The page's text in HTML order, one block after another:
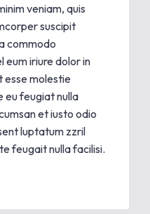
veniam, quis
suscipit
commodo
eum iriure dolor in
esse molestie
eu feugiat nulla
et iusto odio
luptatum zzril
feugait nulla facilisi.